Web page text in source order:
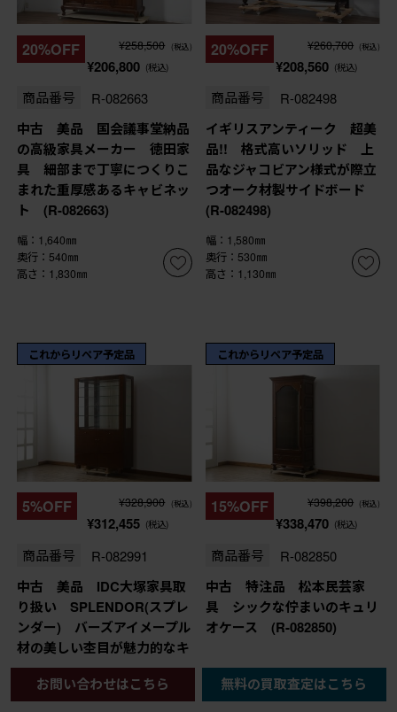
20%OFF ¥258,500 (税込)
¥206,800 (税込)
商品番号 R-082663
中古 美品 国会議事堂納品
の高級家具メーカー 徳田家
具 細部まで丁寧につくりこ
まれた重厚感あるキャビネッ
ト (R-082663)
幅：1,640㎜
奥行：540㎜
高さ：1,830㎜
20%OFF ¥260,700 (税込)
¥208,560 (税込)
商品番号 R-082498
イギリスアンティーク 超美
品!! 格式高いソリッド 上
品なジャコビアン様式が際立
つオーク材製サイドボード
(R-082498)
幅：1,580㎜
奥行：530㎜
高さ：1,130㎜
これからリペア予定品
5%OFF ¥328,900 (税込)
¥312,455 (税込)
商品番号 R-082991
中古 美品 IDC大塚家具取
り扱い SPLENDOR(スプレ
ンダー) バーズアイメープル
材の美しい杢目が魅力的なキ
ュリオケース 定価約79万
円 (R-082991)
これからリペア予定品
15%OFF ¥398,200 (税込)
¥338,470 (税込)
商品番号 R-082850
中古 特注品 松本民芸家
具 シックな佇まいのキュリ
オケース (R-082850)
お問い合わせはこちら 無料の買取査定はこちら